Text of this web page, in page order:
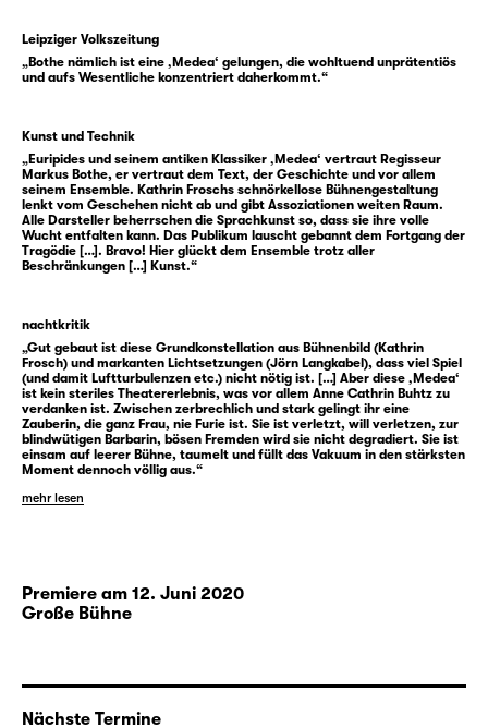
zu gehen. Eine Handlung, die das Private
weit verlässt und gegen gesellschaftliche
Erwartungen und Strukturen angeht, durch
Leipziger Volkszeitung
„Bothe nämlich ist eine ‚Medea‘ gelungen, die wohltuend unprätentiös
und aufs Wesentliche konzentriert daherkommt.“
Kunst und Technik
„Euripides und seinem antiken Klassiker ‚Medea‘ vertraut Regisseur
Markus Bothe, er vertraut dem Text, der Geschichte und vor allem
seinem Ensemble. Kathrin Froschs schnörkellose Bühnengestaltung
lenkt vom Geschehen nicht ab und gibt Assoziationen weiten Raum.
Alle Darsteller beherrschen die Sprachkunst so, dass sie ihre volle
Wucht entfalten kann. Das Publikum lauscht gebannt dem Fortgang der
Tragödie […]. Bravo! Hier glückt dem Ensemble trotz aller
Beschränkungen […] Kunst.“
nachtkritik
„Gut gebaut ist diese Grundkonstellation aus Bühnenbild (Kathrin
Frosch) und markanten Lichtsetzungen (Jörn Langkabel), dass viel Spiel
(und damit Luftturbulenzen etc.) nicht nötig ist. […] Aber diese ‚Medea‘
ist kein steriles Theatererlebnis, was vor allem Anne Cathrin Buhtz zu
verdanken ist. Zwischen zerbrechlich und stark gelingt ihr eine
Zauberin, die ganz Frau, nie Furie ist. Sie ist verletzt, will verletzen, zur
blindwütigen Barbarin, bösen Fremden wird sie nicht degradiert. Sie ist
einsam auf leerer Bühne, taumelt und füllt das Vakuum in den stärksten
Moment dennoch völlig aus.“
mehr lesen
Premiere am 12. Juni 2020
Große Bühne
Nächste Termine